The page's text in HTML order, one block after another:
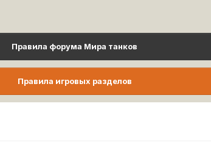
Правила форума Мира танков
Правила игровых разделов